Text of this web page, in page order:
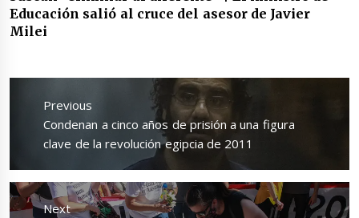
Educación salió al cruce del asesor de Javier
Milei
Navegación
entradas
Previous
Previous
post:
Condenan a cinco años de prisión a una figura
clave de la revolución egipcia de 2011
Next